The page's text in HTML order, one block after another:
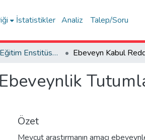
İstatistikler Analiz Talep/Soru
Lisansüstü Eğitim Enstitüsü Tez Koleksiyonu
Özet
Mevcut araştırmanın amacı